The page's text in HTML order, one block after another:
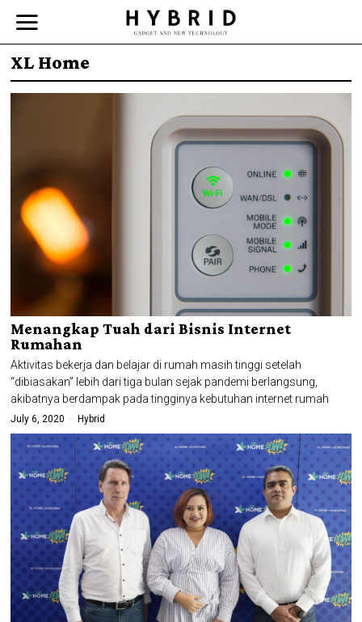
XL Home
Menangkap Tuah dari Bisnis Internet
Rumahan
Aktivitas bekerja dan belajar di rumah masih tinggi setelah
“dibiasakan” lebih dari tiga bulan sejak pandemi berlangsung,
akibatnya berdampak pada tingginya kebutuhan internet rumah
July 6, 2020 Hybrid